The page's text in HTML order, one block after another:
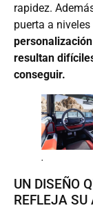
rapidez.
puerta a niveles
resultan
conseguir.
.
UN DISEÑO
REFLEJA SU